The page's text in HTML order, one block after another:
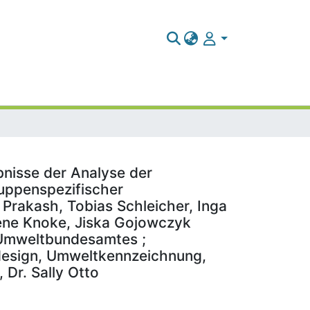
der Analyse der
Tobias Schleicher, Inga
Knoke, Jiska Gojowczyk
;
Umweltkennzeichnung,
Dr. Sally Otto